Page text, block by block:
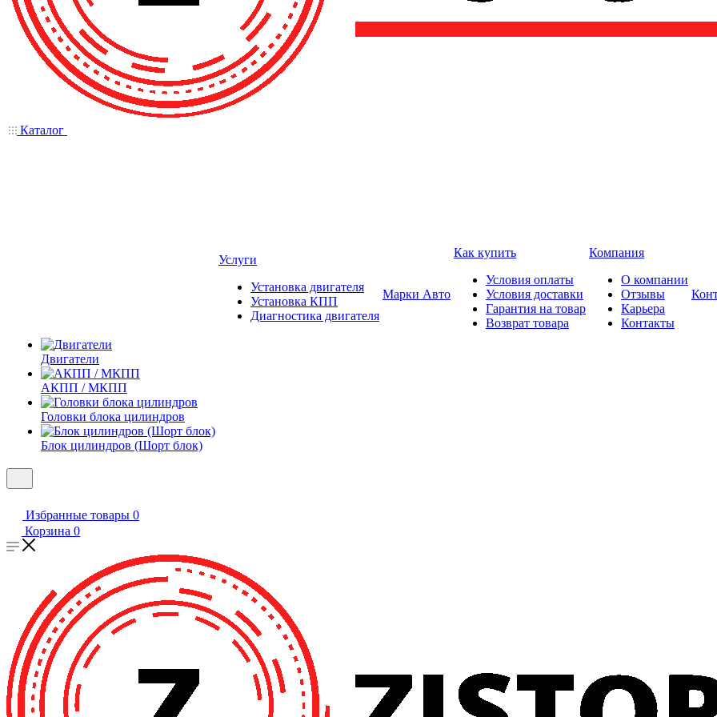
Каталог
Двигатели
АКПП / МКПП
Головки блока цилиндров
Блок цилиндров (Шорт блок)
Услуги
Установка двигателя
Установка КПП
Диагностика двигателя
Марки Авто
Как купить
Условия оплаты
Условия доставки
Гарантия на товар
Возврат товара
Компания
О компании
Отзывы
Карьера
Контакты
Избранные товары 0
Корзина 0